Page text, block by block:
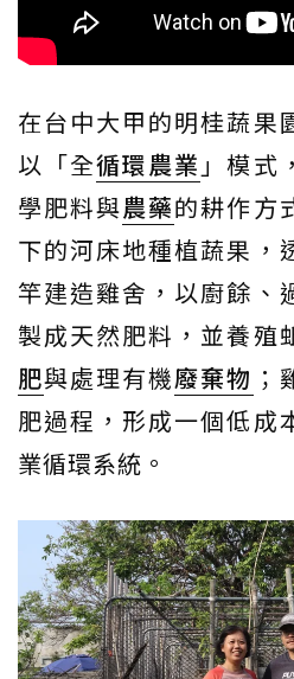
在台中大甲的明桂蔬果
以「全循環農業 」模式
學肥料與農藥的耕作方
下的河床地種植蔬果，
竿建造雞舍，以廚餘、
製成天然肥料，並養殖
肥與處理有機廢棄物
肥過程，形成一個低成
業循環系統。